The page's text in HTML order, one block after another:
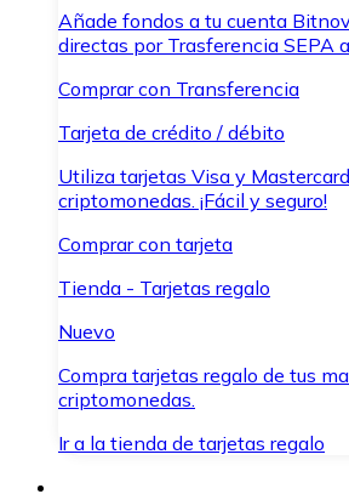
Añade fondos a tu cuenta
directas por Trasferencia SEPA
Comprar con Transferencia
Tarjeta de crédito / débito
Utiliza tarjetas Visa y
criptomonedas. ¡Fácil y seguro!
Comprar con tarjeta
Tienda - Tarjetas regalo
Nuevo
Compra tarjetas regalo de tus
criptomonedas.
Ir a la tienda de tarjetas regalo